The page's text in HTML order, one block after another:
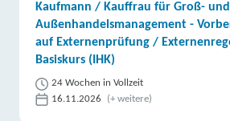
Kaufmann / Kauffrau für Groß- und
Außenhandelsmanagement -
auf Externenprüfung /
Basiskurs (IHK)
24 Wochen in Vollzeit
16.11.2026
(+ weitere)